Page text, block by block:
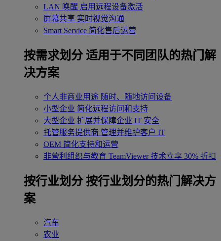
LAN 唤醒 启用远程设备激活
屏幕共享 实时视觉沟通
Smart Service 简化售后运营
按需求划分 适用于不同团队的热门解
决方案
个人非商业用途 随时、随地访问设备
小型企业 简化远程访问和支持
大型企业 扩展并保障企业 IT 安全
托管服务提供商 管理并维护客户 IT
OEM 简化支持和运营
非营利组织与教育 TeamViewer 技术立享 30% 折扣
‌按行业划分 按行业划分的热门解决方
案
汽车
农业